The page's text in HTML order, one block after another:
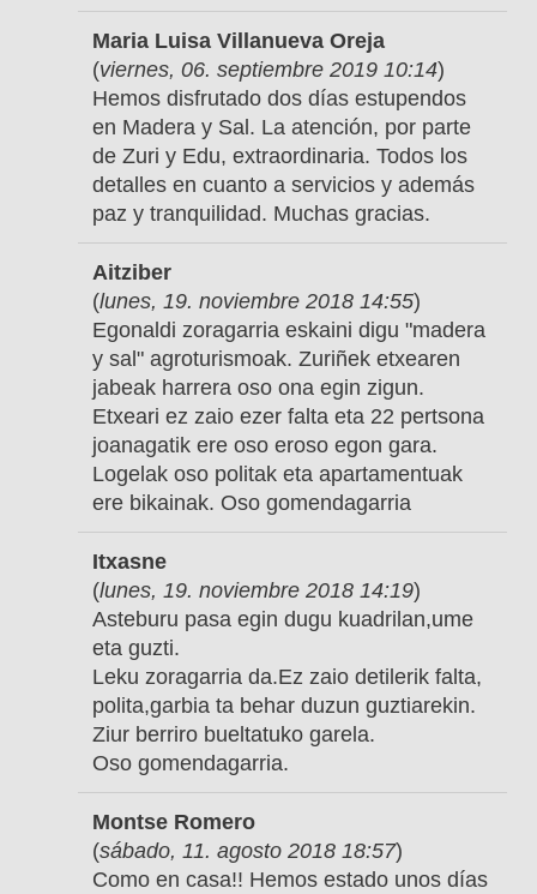
Maria Luisa Villanueva Oreja
(viernes, 06. septiembre 2019 10:14)
Hemos disfrutado dos días estupendos
en Madera y Sal. La atención, por parte
de Zuri y Edu, extraordinaria. Todos los
detalles en cuanto a servicios y además
paz y tranquilidad. Muchas gracias.
Aitziber
(lunes, 19. noviembre 2018 14:55)
Egonaldi zoragarria eskaini digu "madera
y sal" agroturismoak. Zuriñek etxearen
jabeak harrera oso ona egin zigun.
Etxeari ez zaio ezer falta eta 22 pertsona
joanagatik ere oso eroso egon gara.
Logelak oso politak eta apartamentuak
ere bikainak. Oso gomendagarria
Itxasne
(lunes, 19. noviembre 2018 14:19)
Asteburu pasa egin dugu kuadrilan,ume
eta guzti.
Leku zoragarria da.Ez zaio detilerik falta,
polita,garbia ta behar duzun guztiarekin.
Ziur berriro bueltatuko garela.
Oso gomendagarria.
Montse Romero
(sábado, 11. agosto 2018 18:57)
Como en casa!! Hemos estado unos días